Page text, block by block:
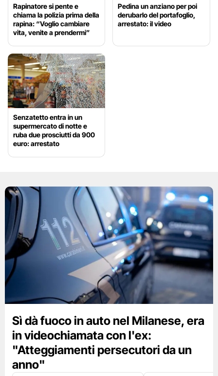
Rapinatore si pente e
chiama la polizia prima della
rapina: “Voglio cambiare
vita, venite a prendermi”
Pedina un anziano per poi
derubarlo del portafoglio,
arrestato: il video
Senzatetto entra in un
supermercato di notte e
ruba due prosciutti da 900
euro: arrestato
Sì dà fuoco in auto nel Milanese, era
in videochiamata con l'ex:
"Atteggiamenti persecutori da un
anno"